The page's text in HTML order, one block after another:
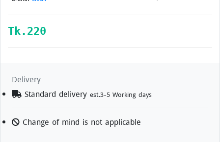
Tk. 220
Delivery
Standard delivery est.3-5 Working days
Change of mind is not applicable